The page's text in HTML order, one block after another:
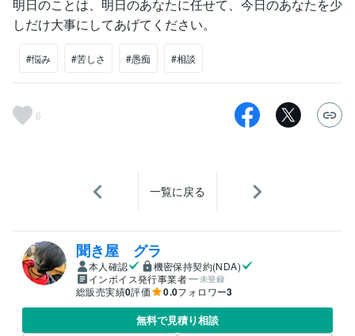
明日のことは、明日のあなたに任せて、今日のあなたを少
しだけ大事にしてあげてください。
#悩み #苦しさ #愚痴 #相談
6
一覧に戻る
聞き屋 グラ
本人確認
機密保持契約(NDA)
インボイス発行事業者
未登録
総販売実績0評価 0.0フォロワー3
無料で見積り相談